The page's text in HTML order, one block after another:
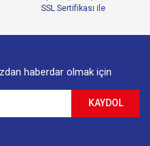
haberdar olmak için
KAYDOL